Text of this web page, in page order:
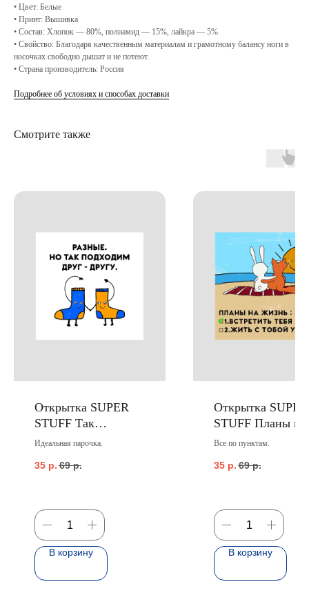
• Цвет: Белые
• Принт: Вышивка
• Состав: Хлопок — 80%, полиамид — 15%, лайкра — 5%
• Свойство: Благодаря качественным материалам и грамотному балансу ноги в
носочках свободно дышат и не потеют.
• Страна производитель: Россия
Подробнее об условиях и способах доставки
Смотрите также
Открытка SUPER
STUFF Так
подходим друг-
Идеальная парочка.
35 р. 69 р.
В корзину
Открытка SUPER
STUFF Планы на
жизнь
Все по пунктам.
35 р. 69 р.
В корзину